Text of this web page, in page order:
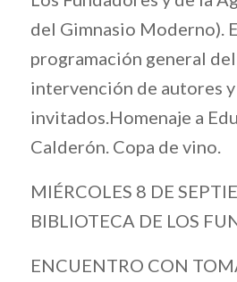
del Gimnasio Moderno).
programación general
intervención de autores
invitados.Homenaje a
Calderón. Copa de vino.
MIÉRCOLES 8 DE
BIBLIOTECA DE LOS
ENCUENTRO CON